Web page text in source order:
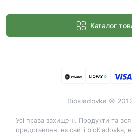
Каталог
Biokladovka ©
Усі права захищені. Продукти та
представлені на сайті bioKladovka,